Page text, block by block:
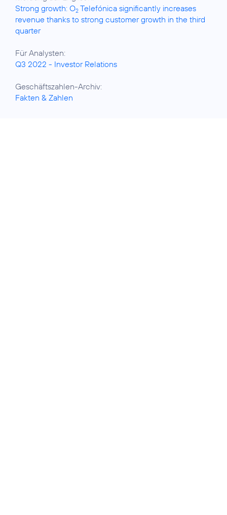
Strong growth: O2 Telefónica significantly increases
revenue thanks to strong customer growth in the third
quarter
Q3 2022 - Investor Relations
Fakten & Zahlen